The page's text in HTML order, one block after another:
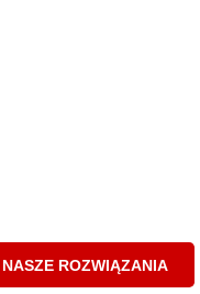
ROZWIĄZANIA